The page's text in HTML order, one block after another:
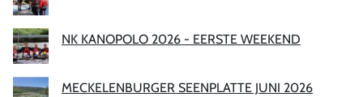
NK KANOPOLO 2026 - EERSTE WEEKEND
MECKELENBURGER SEENPLATTE JUNI 2026